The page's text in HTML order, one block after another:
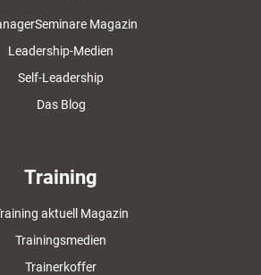
Magazin
Leadership-Medien
Self-Leadership
Das Blog
Training
aktuell Magazin
Trainingsmedien
Trainerkoffer